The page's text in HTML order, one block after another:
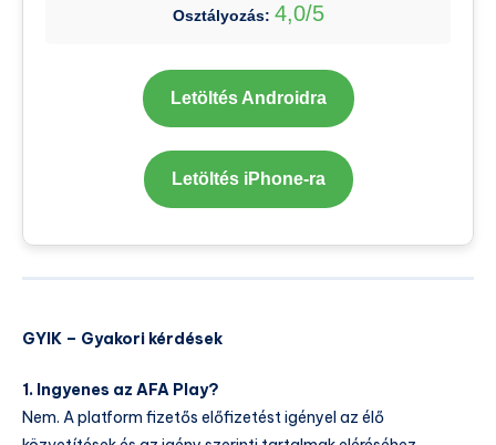
Osztályozás: 4,0/5
Letöltés Androidra
Letöltés iPhone-ra
GYIK – Gyakori kérdések
1. Ingyenes az AFA Play?
Nem. A platform fizetős előfizetést igényel az élő